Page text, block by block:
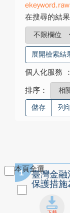
在搜尋的結
展開檢索結
個人化服務 ：
排序：
儲存 列
本頁全選
1
臺灣金
保護措施